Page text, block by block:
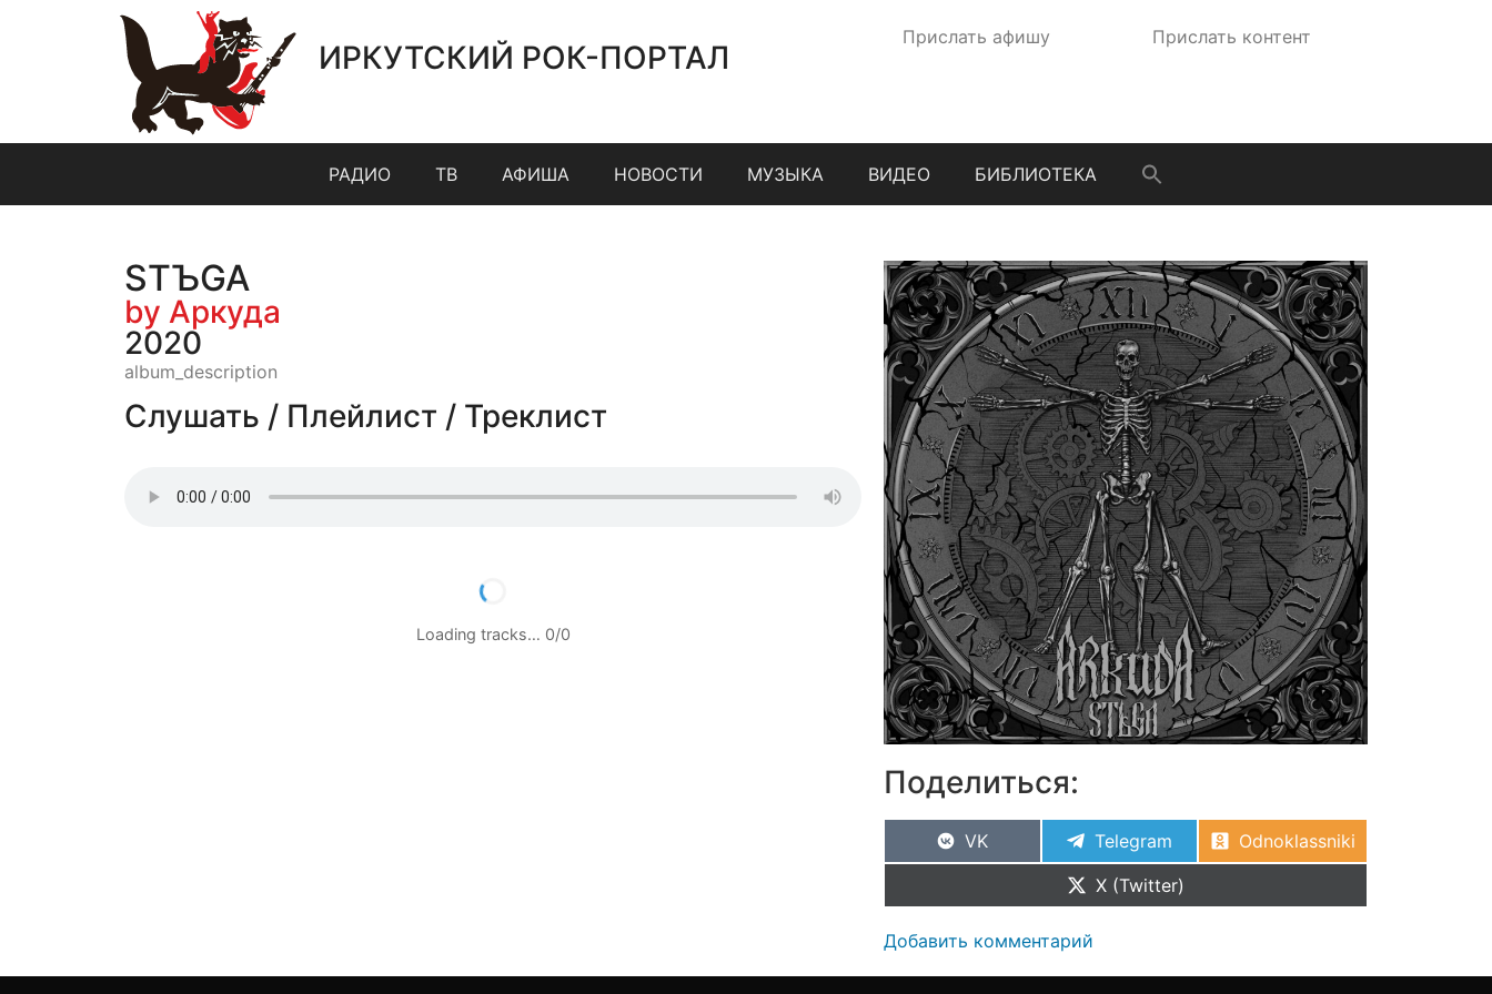
ИРКУТСКИЙ РОК-ПОРТАЛ
Прислать афишу Прислать контент
РАДИО ТВ АФИША НОВОСТИ МУЗЫКА ВИДЕО БИБЛИОТЕКА
SТЪGA
by Аркуда
2020
album_description
Слушать / Плейлист / Треклист
Loading tracks… 0/0
Поделиться:
VK Telegram
Odnoklassniki
X (Twitter)
Добавить комментарий